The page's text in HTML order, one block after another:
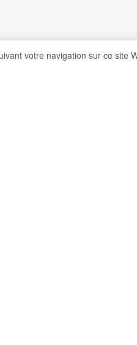
votre navigation sur ce site